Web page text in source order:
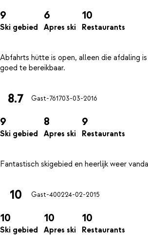
9
Ski gebied
6
Apres ski
10
Restaurants
Abfahrts hütte is open, alleen die afdaling
8.7 Gast-761703-03-2016
9
Ski gebied
8
Apres ski
9
Restaurants
10 Gast-400224-02-2015
10
Ski gebied
10
Apres ski
10
Restaurants